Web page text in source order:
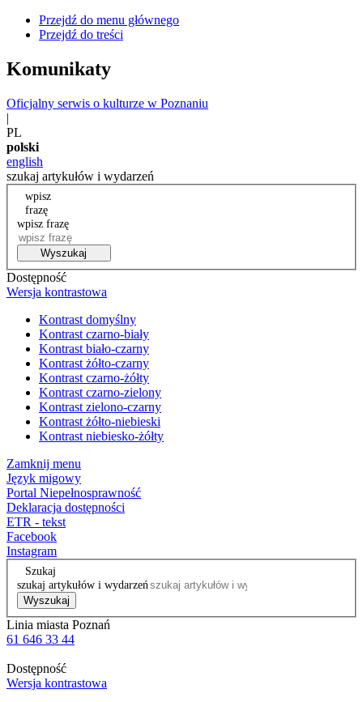
Przejdź do menu głównego
Przejdź do treści
Komunikaty
Oficjalny serwis o kulturze w Poznaniu
|
PL
polski
english
szukaj artykułów i wydarzeń
wpisz
frazę
wpisz frazę
Wyszukaj
Dostępność
Wersja kontrastowa
Kontrast domyślny
Kontrast czarno-biały
Kontrast biało-czarny
Kontrast żółto-czarny
Kontrast czarno-żółty
Kontrast czarno-zielony
Kontrast zielono-czarny
Kontrast żółto-niebieski
Kontrast niebiesko-żółty
Zamknij menu
Język migowy
Portal Niepełnosprawność
Deklaracja dostępności
ETR - tekst
Facebook
Instagram
Szukaj
szukaj artykułów i wydarzeń
Wyszukaj
Linia miasta Poznań
61 646 33 44
Dostępność
Wersja kontrastowa